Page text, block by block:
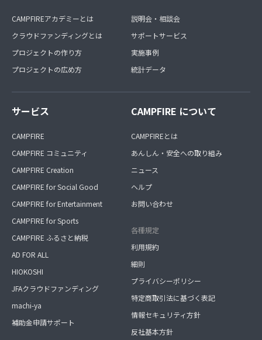
CAMPFIREアカデミーとは
クラウドファンディングとは
プロジェクトの作り方
プロジェクトの広め方
説明会・相談会
サポートサービス
実施事例
統計データ
サービス
CAMPFIRE
CAMPFIRE コミュニティ
CAMPFIRE Creation
CAMPFIRE for Social Good
CAMPFIRE for Entertainment
CAMPFIRE for Sports
CAMPFIRE ふるさと納税
AD FOR ALL
HIOKOSHI
JFAクラウドファンディング
machi-ya
補助金申請サポート
CAMPFIRE について
CAMPFIREとは
あんしん・安全への取り組み
ニュース
ヘルプ
お問い合わせ
各種規定
利用規約
細則
プライバシーポリシー
特定商取引法に基づく表記
情報セキュリティ方針
反社基本方針